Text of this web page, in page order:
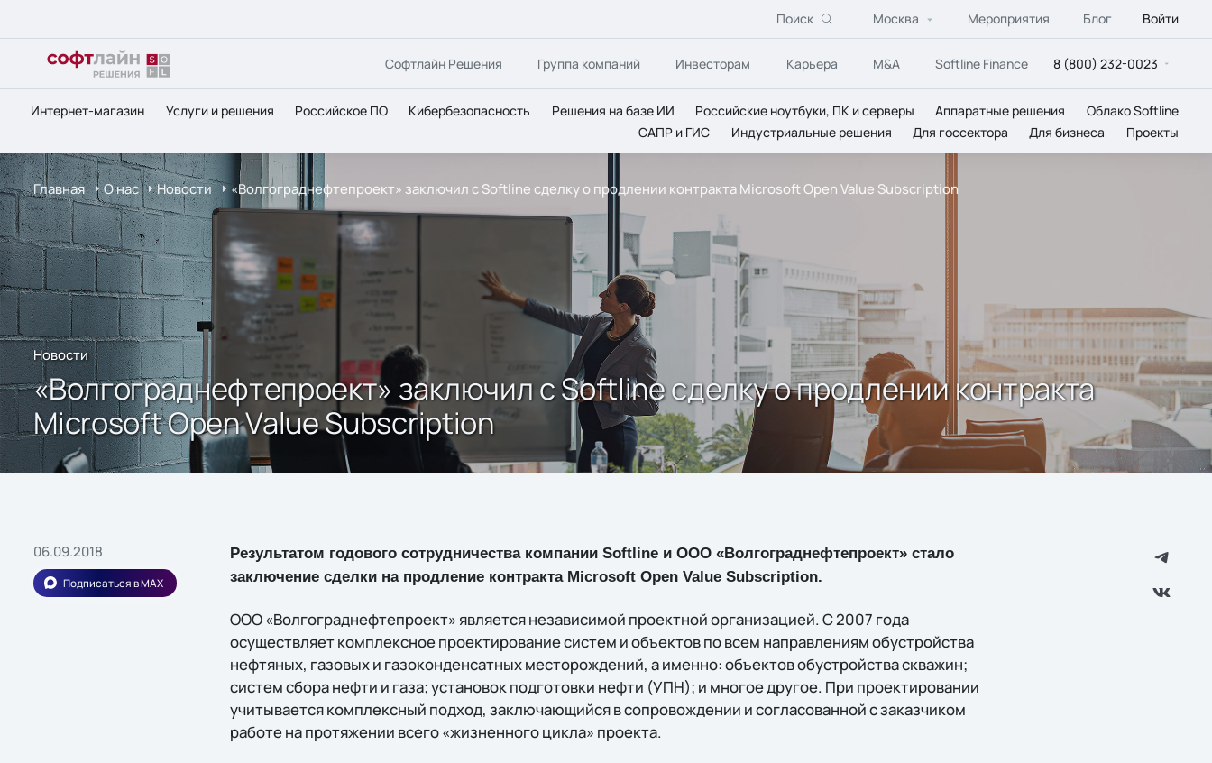
Поиск Москва Мероприятия Блог Войти
Софтлайн Решения Группа компаний Инвесторам Карьера M&A Softline Finance 8 (800) 232-0023
Интернет-магазин Услуги и решения Российское ПО Кибербезопасность Решения на базе ИИ Российские ноутбуки, ПК и серверы Аппаратные решения
Облако Softline
САПР и ГИС
Индустриальные решения Для госсектора Для бизнеса Проекты
Главная О нас Новости «Волгограднефтепроект» заключил с Softline сделку о продлении контракта Microsoft Open Value Subscription
Новости
«Волгограднефтепроект» заключил с Softline сделку о продлении контракта
Microsoft Open Value Subscription
06.09.2018
Подписаться в MAX
Результатом годового сотрудничества компании Softline и ООО «Волгограднефтепроект» стало
заключение сделки на продление контракта Microsoft Open Value Subscription.
ООО «Волгограднефтепроект» является независимой проектной организацией. С 2007 года
осуществляет комплексное проектирование систем и объектов по всем направлениям обустройства
нефтяных, газовых и газоконденсатных месторождений, а именно: объектов обустройства скважин;
систем сбора нефти и газа; установок подготовки нефти (УПН); и многое другое. При проектировании
учитывается комплексный подход, заключающийся в сопровождении и согласованной с заказчиком
работе на протяжении всего «жизненного цикла» проекта.